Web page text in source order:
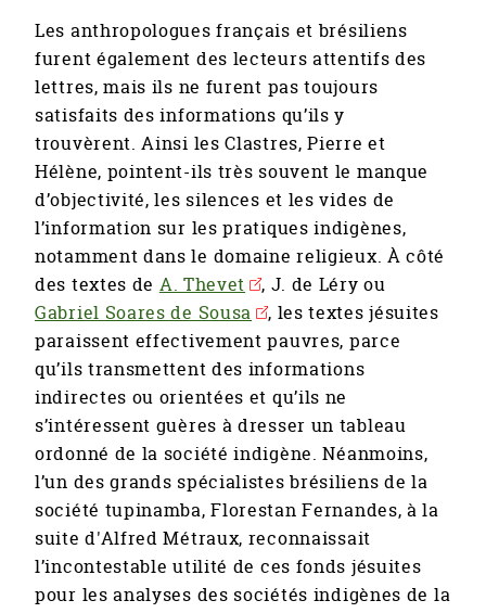
Les anthropologues français et brésiliens
furent également des lecteurs attentifs des
lettres, mais ils ne furent pas toujours
satisfaits des informations qu’ils y
trouvèrent. Ainsi les Clastres, Pierre et
Hélène, pointent-ils très souvent le manque
d’objectivité, les silences et les vides de
l’information sur les pratiques indigènes,
notamment dans le domaine religieux. À côté
des textes de A. Thevet
, J. de Léry ou
Gabriel Soares de Sousa
, les textes jésuites
paraissent effectivement pauvres, parce
qu’ils transmettent des informations
indirectes ou orientées et qu’ils ne
s’intéressent guères à dresser un tableau
ordonné de la société indigène. Néanmoins,
l’un des grands spécialistes brésiliens de la
société tupinamba, Florestan Fernandes, à la
suite d'Alfred Métraux, reconnaissait
l’incontestable utilité de ces fonds jésuites
pour les analyses des sociétés indigènes de la